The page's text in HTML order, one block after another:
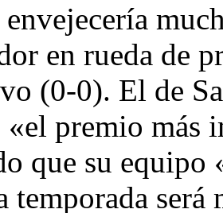
en rueda de
(0-0). El de
premio más
que su equipo
temporada será